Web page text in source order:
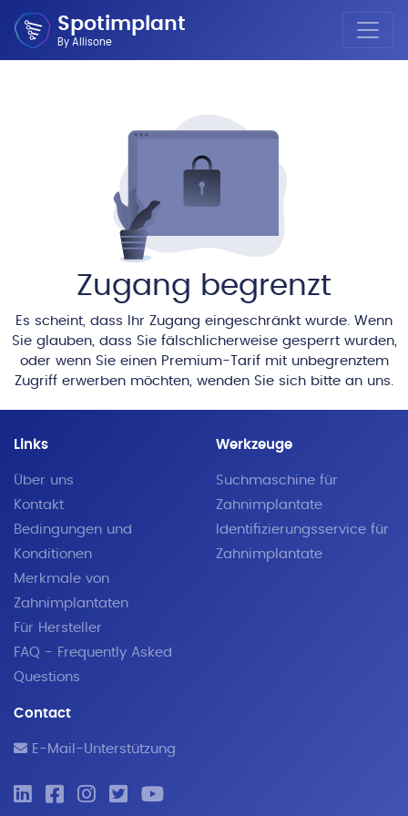
Spotimplant
By Allisone
Zugang begrenzt
Es scheint, dass Ihr Zugang eingeschränkt wurde. Wenn
Sie glauben, dass Sie fälschlicherweise gesperrt wurden,
oder wenn Sie einen Premium-Tarif mit unbegrenztem
Zugriff erwerben möchten, wenden Sie sich bitte an uns.
Links
Über uns
Kontakt
Bedingungen und
Konditionen
Merkmale von
Zahnimplantaten
Für Hersteller
FAQ - Frequently Asked
Questions
Werkzeuge
Suchmaschine für
Zahnimplantate
Identifizierungsservice für
Zahnimplantate
Contact
E-Mail-Unterstützung